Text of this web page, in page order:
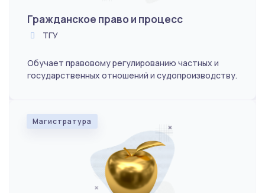
Гражданское право и процесс
ТГУ
Обучает правовому регулированию частных и
государственных отношений и судопроизводству.
Магистратура